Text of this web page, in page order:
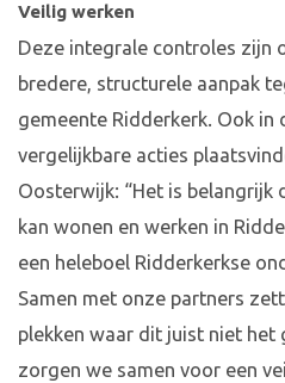
Veilig werken
Deze integrale controles zijn
bredere, structurele aanpak
gemeente Ridderkerk. Ook in
vergelijkbare acties
Oosterwijk: “Het is belangrijk
kan wonen en werken in
een heleboel Ridderkerkse
Samen met onze partners
plekken waar dit juist niet het
zorgen we samen voor een